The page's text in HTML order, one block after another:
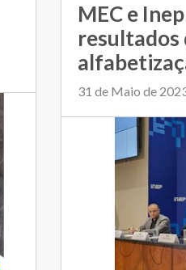
MEC e
resultados
31 de Maio de